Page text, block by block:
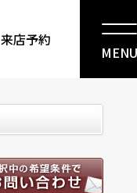
来店予約
MENU